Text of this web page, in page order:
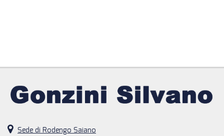
Sede di Rodengo Saiano